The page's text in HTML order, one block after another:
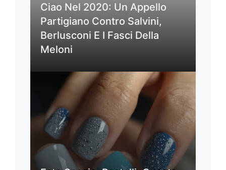
Ciao Nel 2020: Un Appello
Partigiano Contro Salvini,
Berlusconi E I Fasci Della
Meloni